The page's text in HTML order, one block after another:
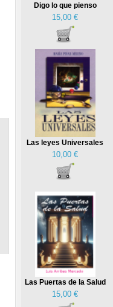
Digo lo que pienso
15,00 €
Las leyes Universales
10,00 €
Las Puertas de la Salud
15,00 €